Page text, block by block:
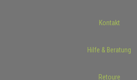
Kontakt
Hilfe & Beratung
Retoure